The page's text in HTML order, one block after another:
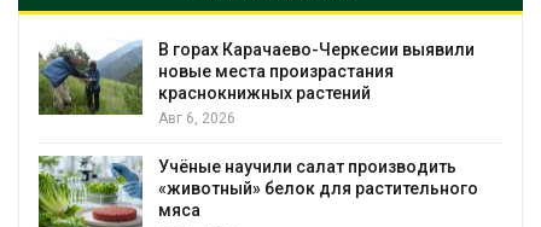
В Домодедове ликвидируют
последствия разлива химикатов после
пожара на складе
Авг 6, 2026
Изменение климата меняет ареалы
бабочек по всему миру
Авг 6, 2026